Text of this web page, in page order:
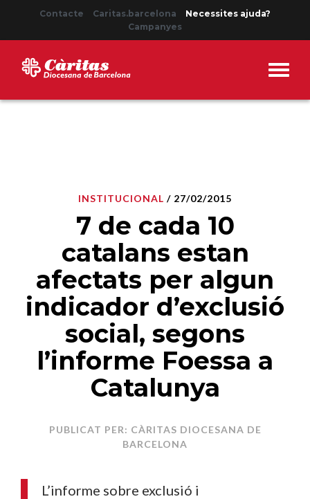
Contacte Caritas.barcelona
Necessites ajuda?
Campanyes
INSTITUCIONAL / 27/02/2015
7 de cada 10
catalans estan
afectats per algun
indicador d’exclusió
social, segons
l’informe Foessa a
Catalunya
PUBLICAT PER: CÀRITAS DIOCESANA DE
BARCELONA
L’informe sobre exclusió i